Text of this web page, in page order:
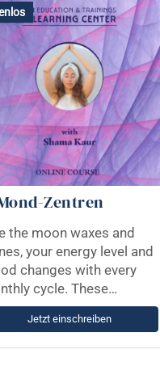
Zentren
the moon waxes and
your energy level and
changes with every
cycle. These
relate closely to the
of your menstrual
Ancient yogic
Jetzt einschreiben